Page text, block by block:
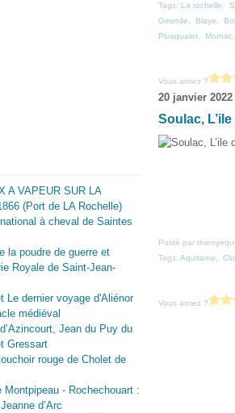
A VAPEUR SUR LA
(Port de LA Rochelle)
à cheval de Saintes
la poudre de guerre et
Royale de Saint-Jean-
Le dernier voyage d'Aliénor
médiéval
Jean du Puy du
Gressart
rouge de Cholet de
Montpipeau - Rochechouart :
d’Arc
Tags: La rochelle
Gironde
Blaye
Plusqualet
Mornac
Vous aimez ?
20 janvier 2022
Soulac,
Posté par
Tags: Aquitaine
Vous aimez ?